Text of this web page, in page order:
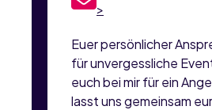
>
Euer persönlicher
für unvergessliche
euch bei mir für ein
lasst uns gemeinsam